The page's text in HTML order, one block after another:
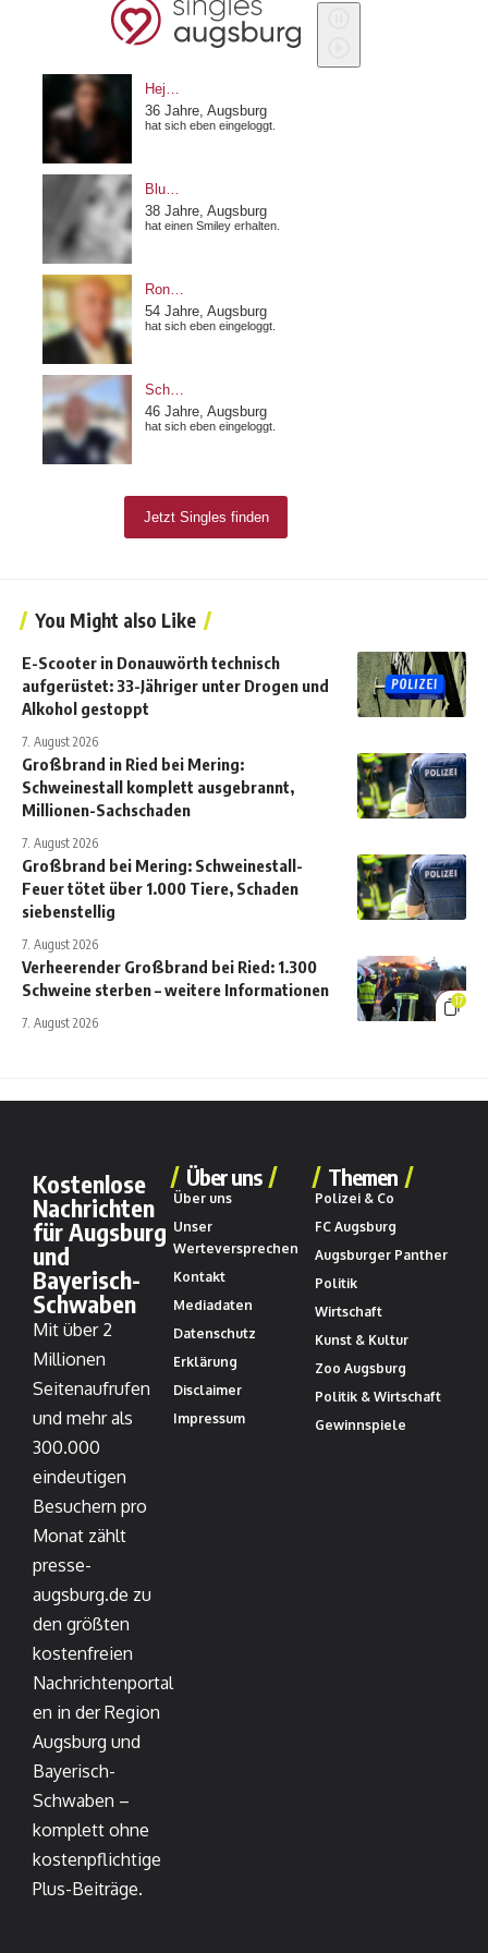
You Might also Like
E-Scooter in Donauwörth technisch
aufgerüstet: 33-Jähriger unter Drogen und
Alkohol gestoppt
7. August 2026
Großbrand in Ried bei Mering:
Schweinestall komplett ausgebrannt,
Millionen-Sachschaden
7. August 2026
Großbrand bei Mering: Schweinestall-
Feuer tötet über 1.000 Tiere, Schaden
siebenstellig
7. August 2026
17
Verheerender Großbrand bei Ried: 1.300
Schweine sterben – weitere Informationen
7. August 2026
Kostenlose
Nachrichten
für Augsburg
und
Bayerisch-
Schwaben
Mit über 2
Millionen
Seitenaufrufen
und mehr als
300.000
eindeutigen
Besuchern pro
Monat zählt
presse-
augsburg.de zu
den größten
kostenfreien
Nachrichtenportal
en in der Region
Augsburg und
Bayerisch-
Schwaben –
komplett ohne
kostenpflichtige
Plus-Beiträge.
Über uns
Über uns
Unser
Werteversprechen
Kontakt
Mediadaten
Datenschutz
Erklärung
Disclaimer
Impressum
Themen
Polizei & Co
FC Augsburg
Augsburger Panther
Politik
Wirtschaft
Kunst & Kultur
Zoo Augsburg
Politik & Wirtschaft
Gewinnspiele